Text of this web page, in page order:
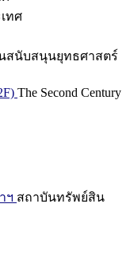
ทศ
สนับสนุนยุทธศาสตร์
The Second Century
ฯ สถาบันทรัพย์สิน